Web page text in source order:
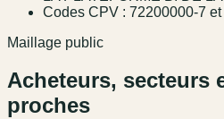
Codes CPV : 72200000-7
Maillage public
Acheteurs, secteurs
proches